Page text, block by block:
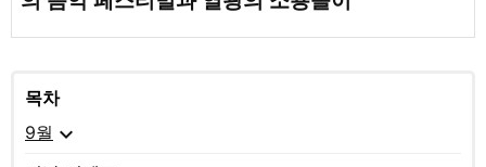
목차
9월 expand_more